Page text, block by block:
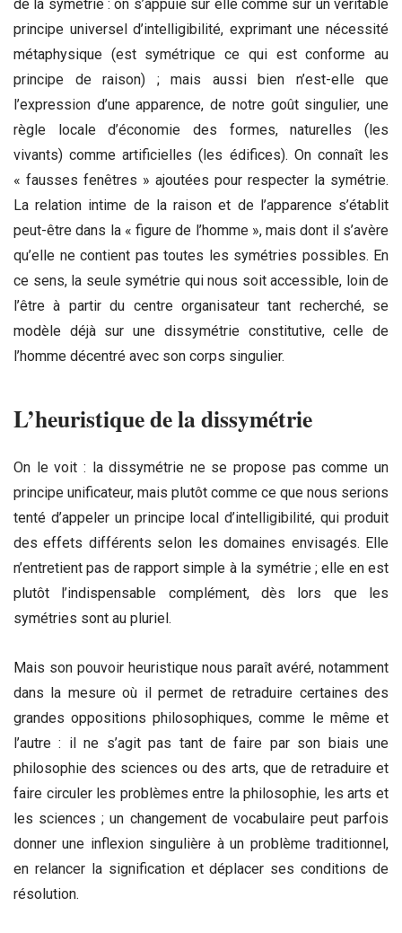
de la symétrie : on s’appuie sur elle comme sur un véritable
principe universel d’intelligibilité, exprimant une nécessité
métaphysique (est symétrique ce qui est conforme au
principe de raison) ; mais aussi bien n’est-elle que
l’expression d’une apparence, de notre goût singulier, une
règle locale d’économie des formes, naturelles (les
vivants) comme artificielles (les édifices). On connaît les
« fausses fenêtres » ajoutées pour respecter la symétrie.
La relation intime de la raison et de l’apparence s’établit
peut-être dans la « figure de l’homme », mais dont il s’avère
qu’elle ne contient pas toutes les symétries possibles. En
ce sens, la seule symétrie qui nous soit accessible, loin de
l’être à partir du centre organisateur tant recherché, se
modèle déjà sur une dissymétrie constitutive, celle de
l’homme décentré avec son corps singulier.
L’heuristique de la dissymétrie
On le voit : la dissymétrie ne se propose pas comme un
principe unificateur, mais plutôt comme ce que nous serions
tenté d’appeler un principe local d’intelligibilité, qui produit
des effets différents selon les domaines envisagés. Elle
n’entretient pas de rapport simple à la symétrie ; elle en est
plutôt l’indispensable complément, dès lors que les
symétries sont au pluriel.
Mais son pouvoir heuristique nous paraît avéré, notamment
dans la mesure où il permet de retraduire certaines des
grandes oppositions philosophiques, comme le même et
l’autre : il ne s’agit pas tant de faire par son biais une
philosophie des sciences ou des arts, que de retraduire et
faire circuler les problèmes entre la philosophie, les arts et
les sciences ; un changement de vocabulaire peut parfois
donner une inflexion singulière à un problème traditionnel,
en relancer la signification et déplacer ses conditions de
résolution.